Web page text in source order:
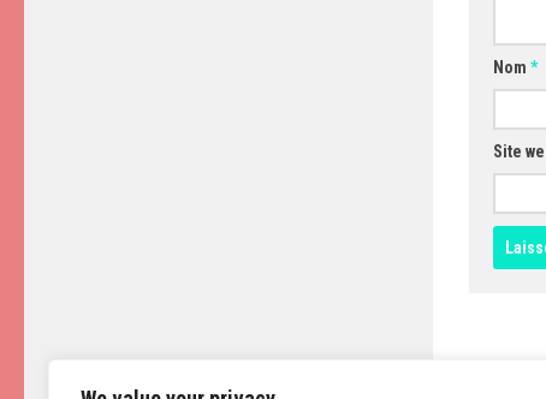
Nom *
Site